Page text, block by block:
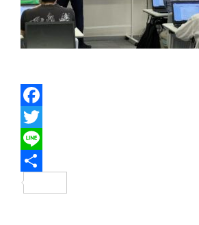
F
a
c
e
T
w
i
L
i